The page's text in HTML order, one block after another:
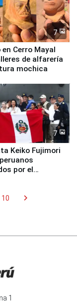
7
Cerro Mayal
de alfarería
mochica
7
Keiko Fujimori
por el
10 chevron_right
1